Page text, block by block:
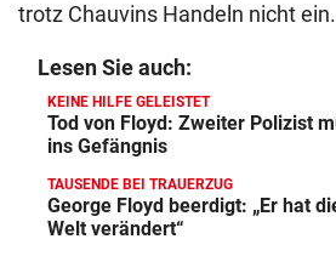
trotz Chauvins Handeln nicht ein.
Lesen Sie auch:
KEINE HILFE GELEISTET
Tod von Floyd: Zweiter Polizist
ins Gefängnis
TAUSENDE BEI TRAUERZUG
George Floyd beerdigt: „Er hat
Welt verändert“